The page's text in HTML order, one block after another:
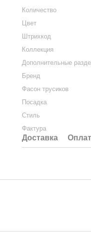
Количество
Цвет
Штрихкод
Коллекция
Дополнительные
Бренд
Фасон трусиков
Посадка
Стиль
Фактура
Доставка